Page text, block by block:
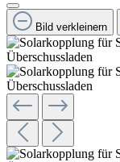
Bild verkleinern